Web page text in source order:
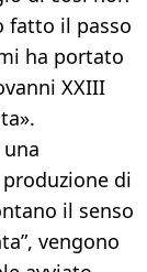
fatto il passo
ha portato
XXIII
di
il senso
vengono